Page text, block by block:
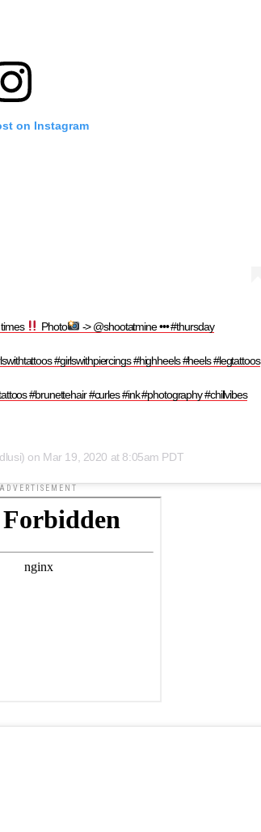
on Instagram
times Photo -> @shootatmine ••• #thursday
#girlswithpiercings #highheels #heels #legtattoos
#brunettehair #curles #ink #photography #chillvibes
on Mar 19, 2020 at 8:05am PDT
ADVERTISEMENT